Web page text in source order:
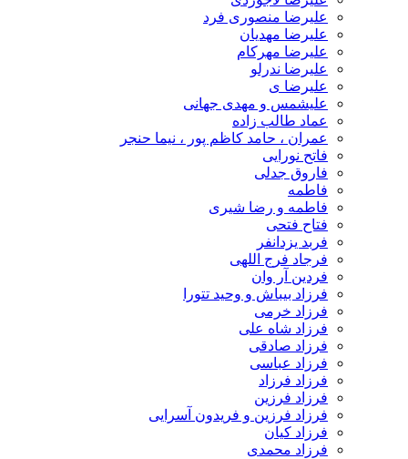
علیرضا منصوری فرد
علیرضا مهدیان
علیرضا مهرکام
علیرضا ندرلو
علیرضا ی
علیشمس و مهدی جهانی
عماد طالب زاده
عمران ، حامد کاظم پور ، نیما حنجر
فاتح نورایی
فاروق جدلی
فاطمه
فاطمه و رضا شیری
فتاح فتحی
فربد یزدانفر
فرجاد فرج اللهی
فردین آر وان
فرزاد بیباش و وحید تتورا
فرزاد خرمی
فرزاد شاه علی
فرزاد صادقی
فرزاد عباسی
فرزاد فرزاد
فرزاد فرزین
فرزاد فرزین و فریدون آسرایی
فرزاد کیان
فرزاد محمدی